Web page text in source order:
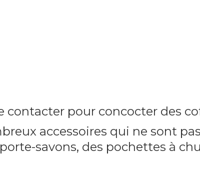
contacter pour concocter des
accessoires qui ne sont
savons, des pochettes à